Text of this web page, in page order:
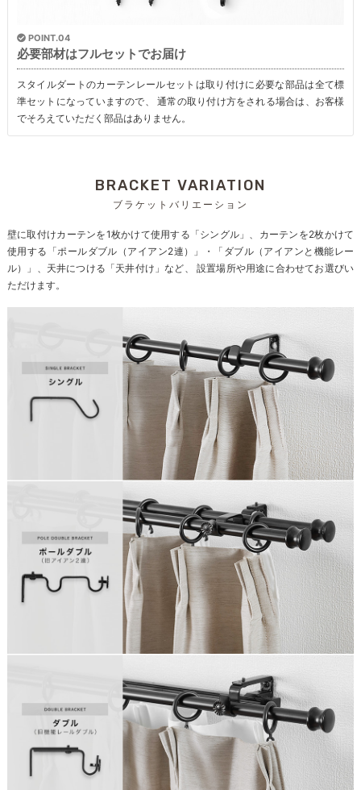
POINT.04
必要部材はフルセットでお届け
スタイルダートのカーテンレールセットは取り付けに必要な部品は全て標
準セットになっていますので、 通常の取り付け方をされる場合は、お客様
でそろえていただく部品はありません。
BRACKET VARIATION
ブラケットバリエーション
壁に取付けカーテンを1枚かけて使用する「シングル」、カーテンを2枚かけて
使用する「ポールダブル（アイアン2連）」・「ダブル（アイアンと機能レー
ル）」、天井につける「天井付け」など、 設置場所や用途に合わせてお選びい
ただけます。